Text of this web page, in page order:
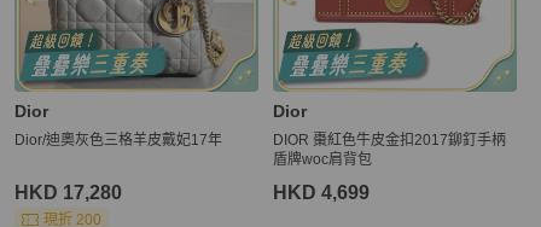
Dior
Dior/迪奧灰色三格羊皮戴妃17年
HKD 17,280
現折 200
Dior
DIOR 棗紅色牛皮金扣2017鉚釘手柄
盾牌woc肩背包
HKD 4,699